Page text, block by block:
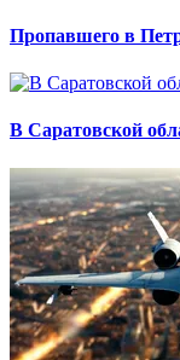
Пропавшего в
В Саратовской